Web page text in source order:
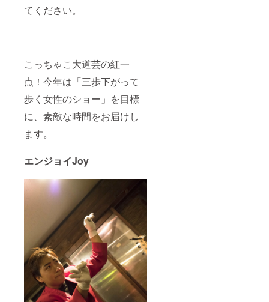
てください。
こっちゃこ大道芸の紅一
点！今年は「三歩下がって
歩く女性のショー」を目標
に、素敵な時間をお届けし
ます。
エンジョイJoy